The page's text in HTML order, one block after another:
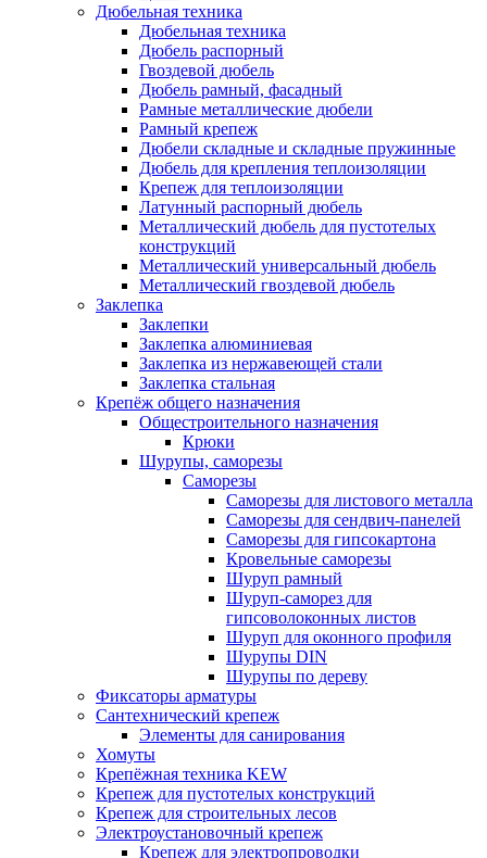
Дюбельная техника
Дюбельная техника
Дюбель распорный
Гвоздевой дюбель
Дюбель рамный, фасадный
Рамные металлические дюбели
Рамный крепеж
Дюбели складные и складные пружинные
Дюбель для крепления теплоизоляции
Крепеж для теплоизоляции
Латунный распорный дюбель
Металлический дюбель для пустотелых
конструкций
Металлический универсальный дюбель
Металлический гвоздевой дюбель
Заклепка
Заклепки
Заклепка алюминиевая
Заклепка из нержавеющей стали
Заклепка стальная
Крепёж общего назначения
Общестроительного назначения
Крюки
Шурупы, саморезы
Саморезы
Саморезы для листового металла
Саморезы для сендвич-панелей
Саморезы для гипсокартона
Кровельные саморезы
Шуруп рамный
Шуруп-саморез для
гипсоволоконных листов
Шуруп для оконного профиля
Шурупы DIN
Шурупы по дереву
Фиксаторы арматуры
Сантехнический крепеж
Элементы для санирования
Хомуты
Крепёжная техника KEW
Крепеж для пустотелых конструкций
Крепеж для строительных лесов
Электроустановочный крепеж
Крепеж для электропроводки